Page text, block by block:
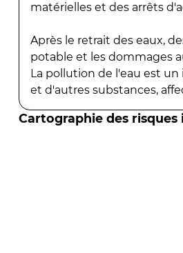
matérielles et des arrêts
Après le retrait des eaux,
potable et les dommages
La pollution de l'eau est
et d'autres substances,
Cartographie des